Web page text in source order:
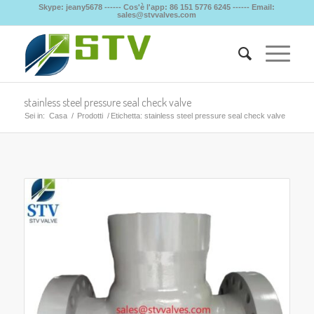
Skype: jeany5678 ------ Cos'è l'app: 86 151 5776 6245 ------ Email:
sales@stvvalves.com
stainless steel pressure seal check valve
Sei in: Casa / Prodotti / Etichetta: stainless steel pressure seal check valve